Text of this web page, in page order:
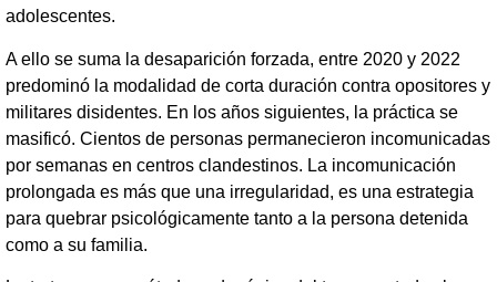
adolescentes.
A ello se suma la desaparición forzada, entre 2020 y 2022
predominó la modalidad de corta duración contra opositores y
militares disidentes. En los años siguientes, la práctica se
masificó. Cientos de personas permanecieron incomunicadas
por semanas en centros clandestinos. La incomunicación
prolongada es más que una irregularidad, es una estrategia
para quebrar psicológicamente tanto a la persona detenida
como a su familia.